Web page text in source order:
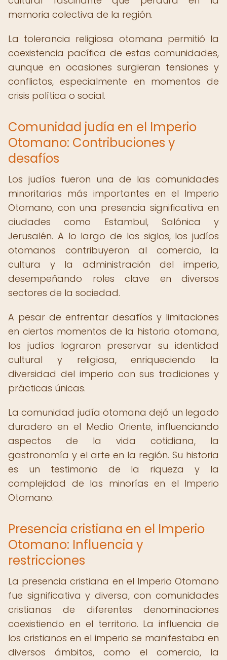
memoria colectiva de la región.
La tolerancia religiosa otomana permitió la
coexistencia pacífica de estas comunidades,
aunque en ocasiones surgieran tensiones y
conflictos, especialmente en momentos de
crisis política o social.
Comunidad judía en el Imperio
Otomano: Contribuciones y
desafíos
Los judíos fueron una de las comunidades
minoritarias más importantes en el Imperio
Otomano, con una presencia significativa en
ciudades como Estambul, Salónica y
Jerusalén. A lo largo de los siglos, los judíos
otomanos contribuyeron al comercio, la
cultura y la administración del imperio,
desempeñando roles clave en diversos
sectores de la sociedad.
A pesar de enfrentar desafíos y limitaciones
en ciertos momentos de la historia otomana,
los judíos lograron preservar su identidad
cultural y religiosa, enriqueciendo la
diversidad del imperio con sus tradiciones y
prácticas únicas.
La comunidad judía otomana dejó un legado
duradero en el Medio Oriente, influenciando
aspectos de la vida cotidiana, la
gastronomía y el arte en la región. Su historia
es un testimonio de la riqueza y la
complejidad de las minorías en el Imperio
Otomano.
Presencia cristiana en el Imperio
Otomano: Influencia y
restricciones
La presencia cristiana en el Imperio Otomano
fue significativa y diversa, con comunidades
cristianas de diferentes denominaciones
coexistiendo en el territorio. La influencia de
los cristianos en el imperio se manifestaba en
diversos ámbitos, como el comercio, la